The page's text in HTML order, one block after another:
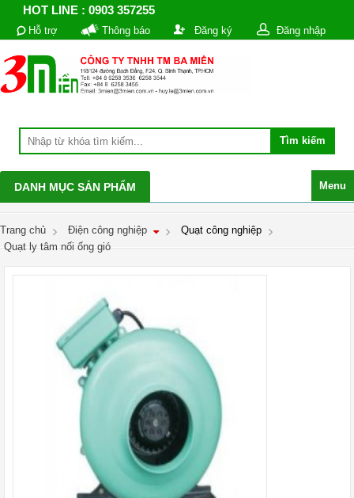
HOT LINE : 0903 357255
Hỗ trợ Thông báo Đăng ký Đăng nhập
Menu
DANH MỤC SẢN PHẨM
Trang chủ Điện công nghiệp
Quạt công nghiệp
Quạt ly tâm nối ống gió